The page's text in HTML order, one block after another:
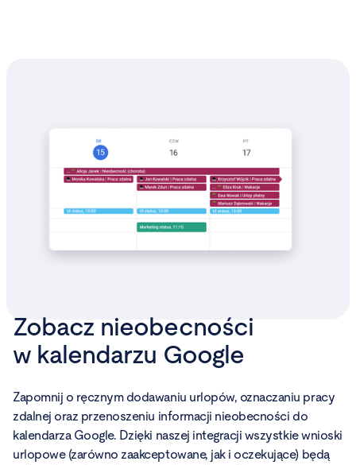
Zobacz nieobecności
w kalendarzu Google
Zapomnij o ręcznym dodawaniu urlopów, oznaczaniu pracy
zdalnej oraz przenoszeniu informacji nieobecności do
kalendarza Google. Dzięki naszej integracji wszystkie wnioski
urlopowe (zarówno zaakceptowane, jak i oczekujące) będą